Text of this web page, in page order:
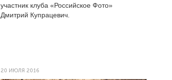
участник клуба «Российское Фото»
Дмитрий Купрацевич.
20 ИЮЛЯ 2016